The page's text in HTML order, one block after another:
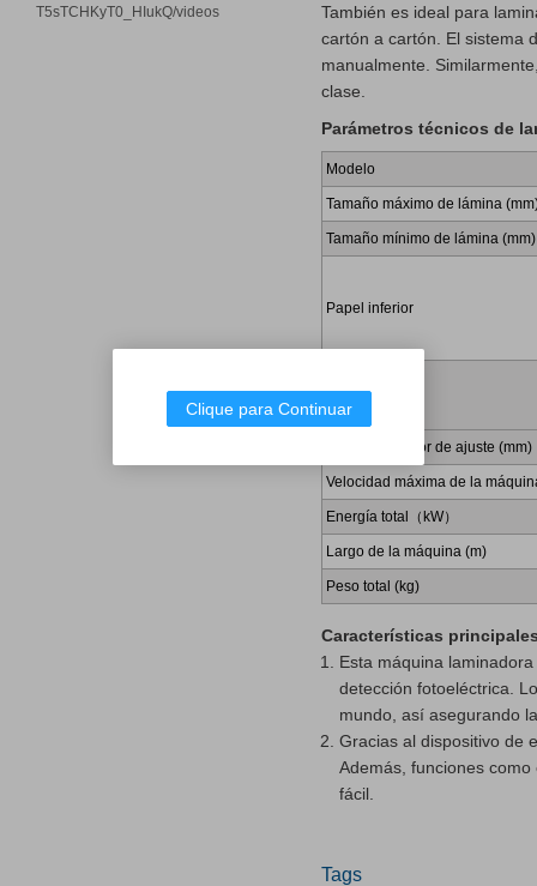
T5sTCHKyT0_HIukQ/videos
También es ideal para
cartón a cartón. El sistema
manualmente.
clase.
Parámetros técnicos de
Modelo
Tamaño máximo de lámina
Tamaño mínimo de lámina (mm)
Papel inferior
Papel superior
Margen de error de ajuste (mm)
Velocidad máxima de la
Energía total（kW）
Largo de la máquina (m)
Peso total (kg)
Características
Esta máquina
detección fotoeléctrica.
mundo, así asegurando
Gracias al dispositivo de
Además, funciones
fácil.
Tags
Clique para Continuar